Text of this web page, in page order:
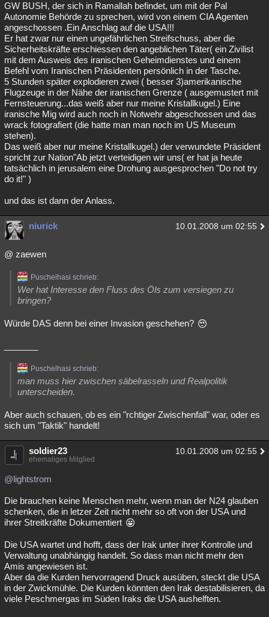
GW BUSH, der sich in Ramallah befindet, um mit der Pal
Autonomie Behörde zu sprechen, wird von einem CIA Agenten
angeschossen .Ein Anschlag auf die USA!!!
Er hat zwar nur einen ungefährlichen Streifschuss, aber die
Sicherheitskräfte erschiessen den angeblichen Täter( ein Zivilist
mit dem Ausweis des iranischen Geheimdienstes und einem
Befehl vom Iranischen Präsidenten persönlich in der Tasche.
5 Stunden später explodieren zwei ( besser 3)amerikanische
Flugzeuge in der Nähe der iranischen Grenze ( ausgemustert mit
Fernsteuerung...das weiß aber nur meine Kristallkugel.) Eine
iranische Mig wird auch noch in Notwehr abgeschossen und das
wrack fotografiert (die hatte man man noch im US Museum
stehen).
Das weiß aber nur meine Kristallkugel.) der verwundete Präsident
spricht zur Nation"Ab jetzt verteidigen wir uns( er hat ja heute
tatsächlich in jerusalem eine Drohung ausgesprochen "Do not try
do it!" )
und das ist dann der Anlass.
niurick 10.01.2008 um 02:55
@ zaewen
Puschelhasi schrieb:
Wer hat Interesse den Fluss des Öls zum versiegen zu
bringen?
Würde DAS denn bei einer Invasion geschehen?
Puschelhasi schrieb:
man muss hier zwischen säbelrasseln und Realpolitik
unterscheiden.
Aber auch schauen, ob es ein "rchtiger Zwischenfall" war, oder es
sich um "Taktik" handelt!
soldier23 10.01.2008 um 02:55
ehemaliges Mitglied
@lightstrom
Die brauchen keine Menschen mehr, wenn man der N24 glauben
schenken, die in letzer Zeit nicht mehr so oft von der USA und
ihrer Streitkräfte Dokumentiert
Die USA wartet und hofft, dass der Irak unter ihrer Kontrolle und
Verwaltung unabhängig handelt. So dass man nicht mehr den
Amis angewiesen ist.
Aber da die Kurden hervorragend Druck ausüben, steckt die USA
in der Zwickmühle. Die Kurden könnten den Irak destabilisieren, da
viele Peschmergas im Süden Iraks die USA aushelften.